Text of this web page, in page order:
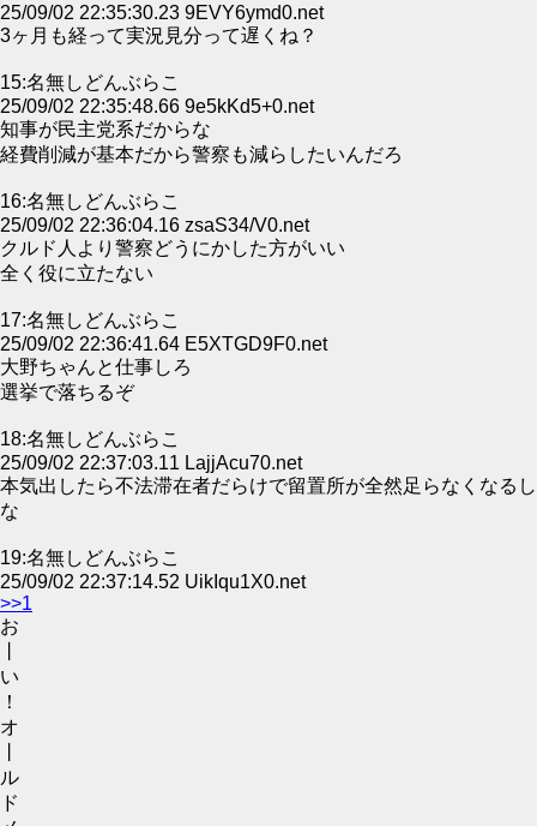
25/09/02 22:35:30.23 9EVY6ymd0.net
3ヶ月も経って実況見分って遅くね？
15:名無しどんぶらこ
25/09/02 22:35:48.66 9e5kKd5+0.net
知事が民主党系だからな
経費削減が基本だから警察も減らしたいんだろ
16:名無しどんぶらこ
25/09/02 22:36:04.16 zsaS34/V0.net
クルド人より警察どうにかした方がいい
全く役に立たない
17:名無しどんぶらこ
25/09/02 22:36:41.64 E5XTGD9F0.net
大野ちゃんと仕事しろ
選挙で落ちるぞ
18:名無しどんぶらこ
25/09/02 22:37:03.11 LajjAcu70.net
本気出したら不法滞在者だらけで留置所が全然足らなくなるし
な
19:名無しどんぶらこ
25/09/02 22:37:14.52 UikIqu1X0.net
>>1
お
い
！
オ
ル
ド